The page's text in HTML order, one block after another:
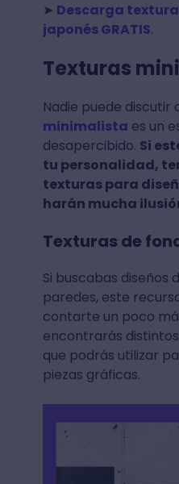
➤ Descarga
japonés GRATIS.
Texturas
Nadie puede discutir
minimalista es un
desapercibido. Si
tu personalidad,
texturas para
harán mucha
Texturas de
Si buscabas diseños
paredes, este
contarte un poco
encontrarás
que podrás utilizar
piezas gráficas.